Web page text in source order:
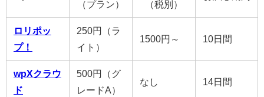
（プラン）
（税別）
ロリポッ
プ！
250円（ラ
イト）
1500円～ 10日間
wpXクラウ
ド
500円（グ
レードA）
なし 14日間